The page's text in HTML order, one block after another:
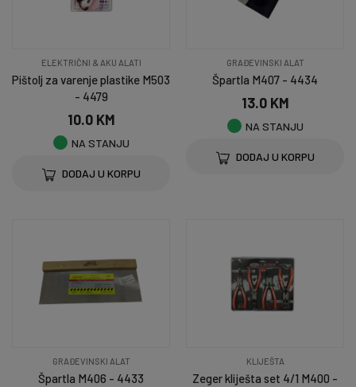
ELEKTRIČNI & AKU ALATI
Pištolj za varenje plastike M503
- 4479
10.0 KM
NA STANJU
DODAJ U KORPU
GRAĐEVINSKI ALAT
Špartla M407 - 4434
13.0 KM
NA STANJU
DODAJ U KORPU
GRAĐEVINSKI ALAT
Špartla M406 - 4433
KLIJEŠTA
Zeger kliješta set 4/1 M400 -